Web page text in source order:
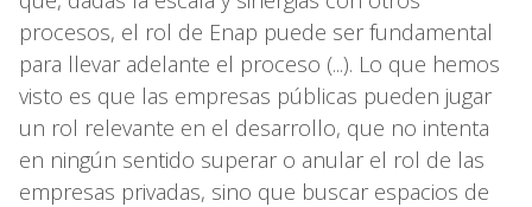
procesos, el rol de Enap puede ser fundamental
para llevar adelante el proceso (...). Lo que hemos
visto es que las empresas públicas pueden jugar
un rol relevante en el desarrollo, que no intenta
en ningún sentido superar o anular el rol de las
empresas privadas, sino que buscar espacios de